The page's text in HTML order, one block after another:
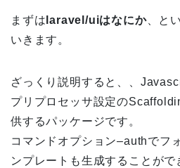
まずは laravel/uiはなにか、と
いきます。
ざっくり説明すると、、
プリプロセッサ設定の
供するパッケージです。
コマンドオプション–authでフ
ンプレートも生成することがで